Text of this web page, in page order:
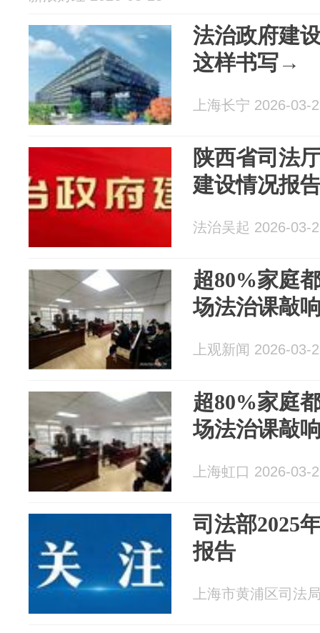
法治政府建
这样书写→
上海长宁 2026-03-
陕西省司法
建设情况报
法治吴起 2026-03-
超80%家庭
场法治课敲
上观新闻 2026-03-
超80%家庭
场法治课敲
上海虹口 2026-03-
司法部2025
报告
上海市黄浦区司法